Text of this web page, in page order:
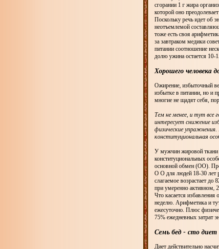
сгорании 1 г жира
которой оно
Поскольку речь идет об
неотъемлемой
тоже есть своя
за завтраком медики
питании соотношение
долю ужина остается 10-
Хорошего человека
Ожирение, избыточный
избытке в питании, но и
многие не щадят себя,
Тем не менее, и тут все
интересует снижение
физические упражнения.
конституциональная
У мужчин жировой ткани
конституциональных
основной обмен (ОО).
О О для людей 18-30 лет
слагаемое возрастает
при умеренно активном,
Что касается
неделю. Арифметика и
ежесуточно. Плюс
75% ежедневных затрат
Семь бед - сто диет
Диет действительно